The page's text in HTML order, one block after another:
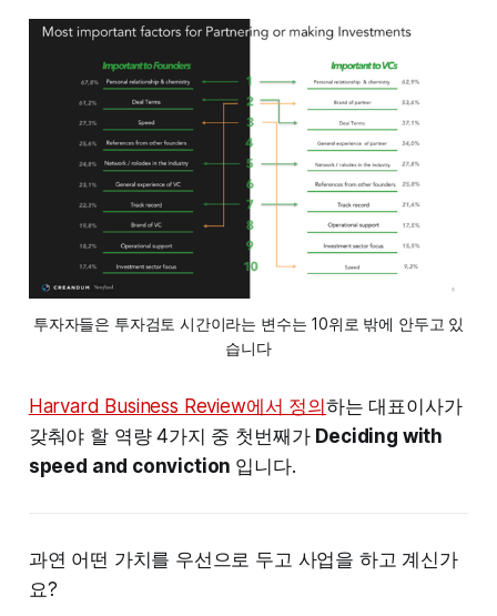
투자자들은 투자검토 시간이라는 변수는 10위로 밖에 안두고 있
습니다
Harvard Business Review에서 정의하는 대표이사가
갖춰야 할 역량 4가지 중 첫번째가 Deciding with
speed and conviction 입니다.
과연 어떤 가치를 우선으로 두고 사업을 하고 계신가
요?